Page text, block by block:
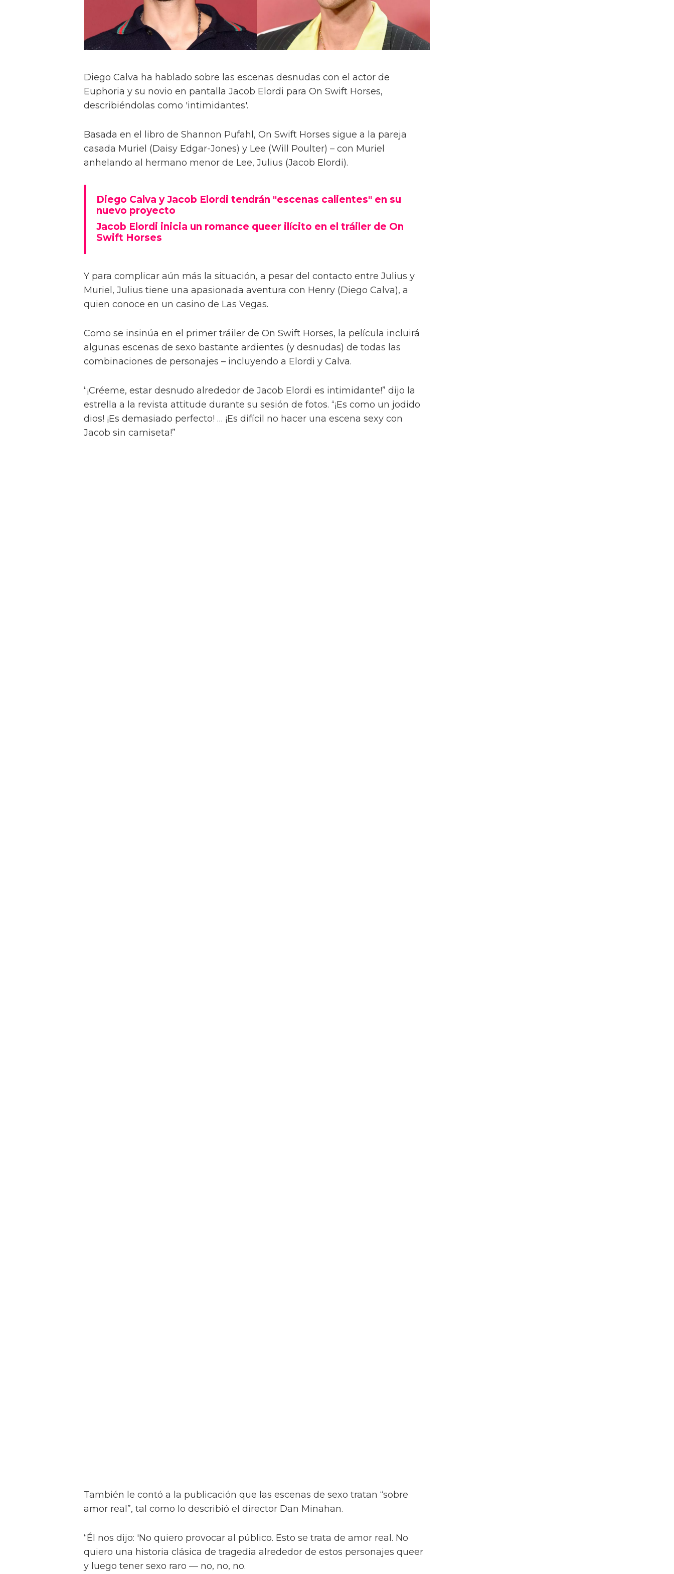
Diego Calva ha hablado sobre las escenas desnudas con el actor de
Euphoria y su novio en pantalla Jacob Elordi para On Swift Horses,
describiéndolas como 'intimidantes'.
Basada en el libro de Shannon Pufahl, On Swift Horses sigue a la pareja
casada Muriel (Daisy Edgar-Jones) y Lee (Will Poulter) – con Muriel
anhelando al hermano menor de Lee, Julius (Jacob Elordi).
Diego Calva y Jacob Elordi tendrán "escenas calientes" en su
nuevo proyecto
Jacob Elordi inicia un romance queer ilícito en el tráiler de On
Swift Horses
Y para complicar aún más la situación, a pesar del contacto entre Julius y
Muriel, Julius tiene una apasionada aventura con Henry (Diego Calva), a
quien conoce en un casino de Las Vegas.
Como se insinúa en el primer tráiler de On Swift Horses, la película incluirá
algunas escenas de sexo bastante ardientes (y desnudas) de todas las
combinaciones de personajes – incluyendo a Elordi y Calva.
“¡Créeme, estar desnudo alrededor de Jacob Elordi es intimidante!” dijo la
estrella a la revista attitude durante su sesión de fotos. “¡Es como un jodido
dios! ¡Es demasiado perfecto! … ¡Es difícil no hacer una escena sexy con
Jacob sin camiseta!”
También le contó a la publicación que las escenas de sexo tratan “sobre
amor real”, tal como lo describió el director Dan Minahan.
“Él nos dijo: 'No quiero provocar al público. Esto se trata de amor real. No
quiero una historia clásica de tragedia alrededor de estos personajes queer
y luego tener sexo raro — no, no, no.